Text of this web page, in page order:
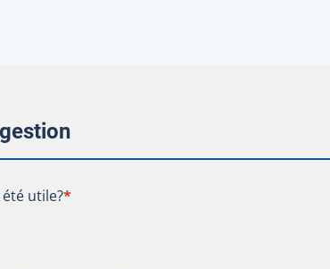
été utile?
été utile?*